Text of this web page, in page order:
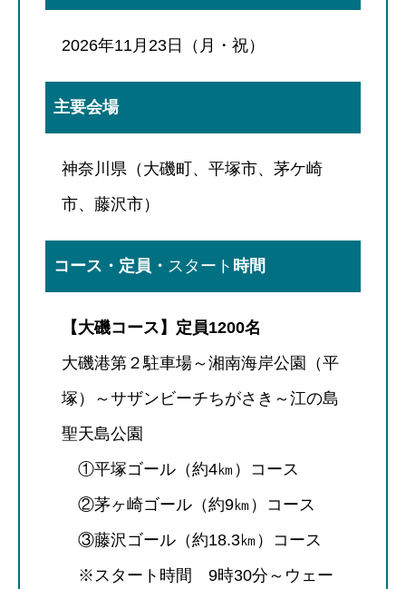
2026年11月23日（月・祝）
主要会場
神奈川県（大磯町、平塚市、茅ケ崎
市、藤沢市）
コース・定員・ スタート 時間
【大磯コース】定員1200名
大磯港第２駐車場～湘南海岸公園（平
塚）～サザンビーチちがさき～江の島
聖天島公園
①平塚ゴール（約4㎞）コース
②茅ヶ崎ゴール（約9㎞）コース
③藤沢ゴール（約18.3㎞）コース
※スタート時間 9時30分～ウェー